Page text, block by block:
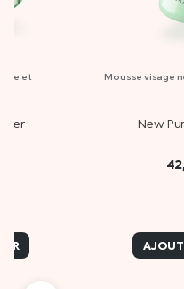
et Mousse visage
New